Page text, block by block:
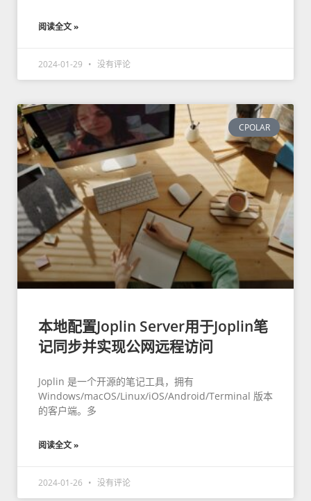
阅读全文 »
2024-01-29 没有评论
CPOLAR
本地配置Joplin Server用于Joplin笔
记同步并实现公网远程访问
Joplin 是一个开源的笔记工具，拥有
Windows/macOS/Linux/iOS/Android/Terminal 版本
的客户端。多
阅读全文 »
2024-01-26 没有评论